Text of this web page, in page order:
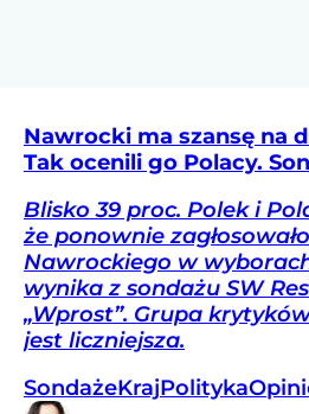
Nawrocki ma szansę na
Tak ocenili go Polacy.
Blisko 39 proc. Polek i
że ponownie
Nawrockiego w
wynika z sondażu SW
„Wprost”. Grupa
jest liczniejsza.
SondażeKrajPolityka